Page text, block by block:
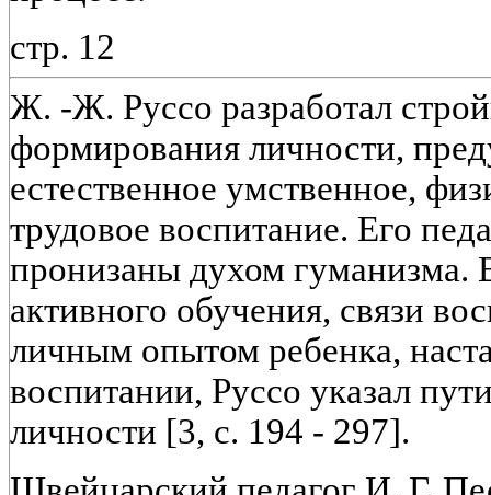
стр. 12
Ж. -Ж. Руссо разработал
формирования личности,
естественное умственное,
трудовое воспитание. Его
пронизаны духом гуманизма.
активного обучения, связи
личным опытом ребенка,
воспитании, Руссо указал
личности [3, с. 194 - 297].